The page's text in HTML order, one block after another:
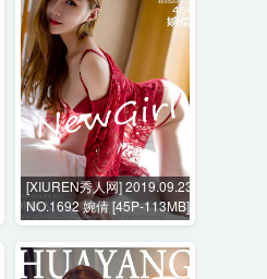
[XIUREN秀人网] 2019.09.23
NO.1692 婉倩 [45P-113MB]